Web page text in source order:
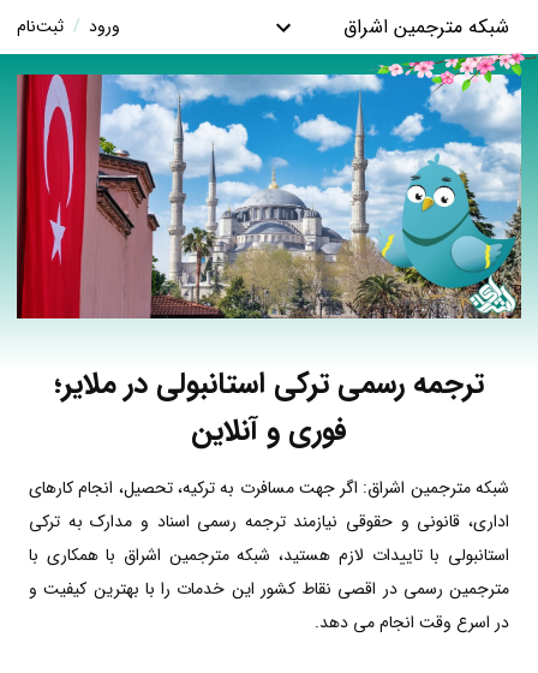
شبکه مترجمین اشراق ورود / ثبت‌نام
ترجمه رسمی ترکی استانبولی در ملایر؛
فوری و آنلاین
شبکه مترجمین اشراق: اگر جهت مسافرت به ترکیه، تحصیل، انجام کارهای
اداری، قانونی و حقوقی نیازمند ترجمه رسمی اسناد و مدارک به ترکی
استانبولی با تاییدات لازم هستید، شبکه مترجمین اشراق با همکاری با
مترجمین رسمی در اقصی نقاط کشور این خدمات را با بهترین کیفیت و
در اسرع وقت انجام می دهد.